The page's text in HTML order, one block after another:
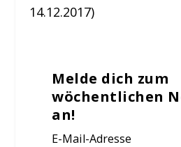
14.12.2017)
Melde dich zum
wöchentlichen
an!
E-Mail-Adresse